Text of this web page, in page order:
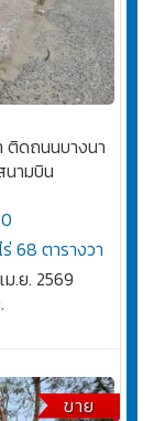
ติดถนนบางนา
นามบิน
68 ตารางวา
ม.ย. 2569
ขาย